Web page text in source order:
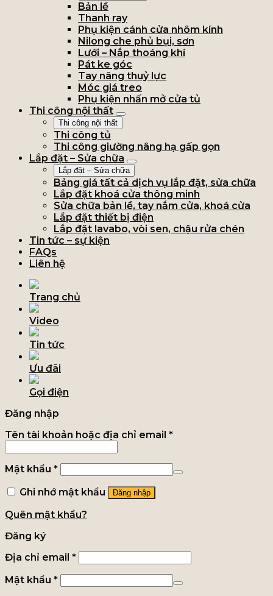
Bản lề
Thanh ray
Phụ kiện cánh cửa nhôm kính
Nilong che phủ bụi, sơn
Lưới – Nắp thoáng khí
Pát ke góc
Tay nâng thuỷ lực
Móc giá treo
Phụ kiện nhấn mở cửa tủ
Thi công nội thất
Thi công nội thất
Thi công tủ
Thi công giường nâng hạ gấp gọn
Lắp đặt – Sửa chữa
Lắp đặt – Sửa chữa
Bảng giá tất cả dịch vụ lắp đặt, sửa chữa
Lắp đặt khoá cửa thông minh
Sửa chữa bản lề, tay nắm cửa, khoá cửa
Lắp đặt thiết bị điện
Lắp đặt lavabo, vòi sen, chậu rửa chén
Tin tức – sự kiện
FAQs
Liên hệ
Trang chủ
Video
Tin tức
Ưu đãi
Gọi điện
Đăng nhập
Tên tài khoản hoặc địa chỉ email *
Mật khẩu *
Ghi nhớ mật khẩu
Đăng nhập
Quên mật khẩu?
Đăng ký
Địa chỉ email *
Mật khẩu *